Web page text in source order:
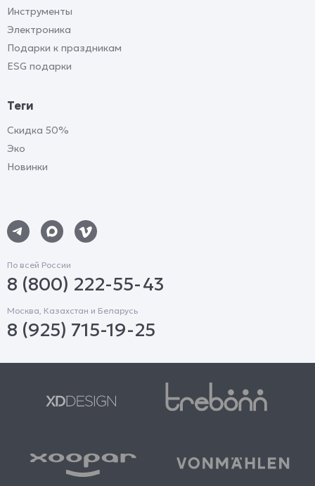
Инструменты
Электроника
Подарки к праздникам
ESG подарки
Теги
Скидка 50%
Эко
Новинки
По всей России
8 (800) 222-55-43
Москва, Казахстан и Беларусь
8 (925) 715-19-25